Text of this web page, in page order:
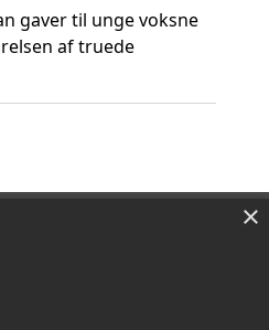
gaver til unge voksne
af truede
×